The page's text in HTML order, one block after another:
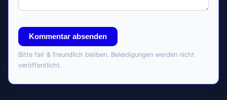
Kommentar absenden
Bitte fair & freundlich bleiben. Beleidigungen werden nicht
veröffentlicht.